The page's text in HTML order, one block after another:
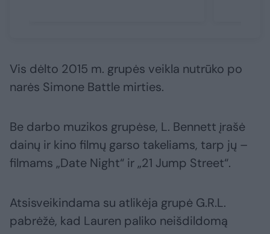
Vis dėlto 2015 m. grupės veikla nutrūko po
narės Simone Battle mirties.
Be darbo muzikos grupėse, L. Bennett įrašė
dainų ir kino filmų garso takeliams, tarp jų –
filmams „Date Night“ ir „21 Jump Street“.
Atsisveikindama su atlikėja grupė G.R.L.
pabrėžė, kad Lauren paliko neišdildomą